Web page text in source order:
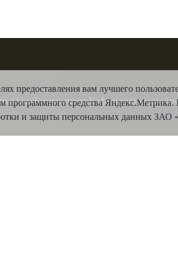
О насБизнес центрКафе и рестораны
предоставления вам лучшего
программного средства
и защиты персональных данныхЗАО